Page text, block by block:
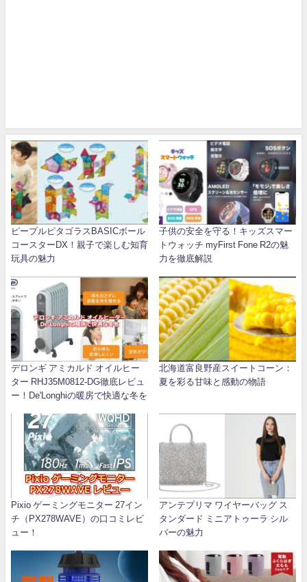
ピープルピタゴラスBASICボール
コースターDX！親子で楽しむ知育
玩具の魅力
子供の安全を守る！キッズスマー
トウォッチ myFirst Fone R2の魅
力を徹底解説
デロンギ アミカルド オイルヒー
ター RHJ35M0812-DG徹底レビュ
ー！De'Longhiの暖房で快適な冬を
北海道富良野産スイートコーン：
夏を彩る甘味と感動の物語
Pixio ゲーミングモニター 27イン
チ（PX278WAVE）の口コミレビ
ュー！
アンテプリマ ワイヤーバッグ ス
タンダード ミニアトゥーラ シル
バーの魅力